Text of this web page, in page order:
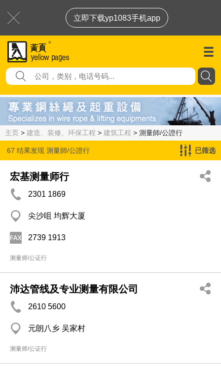
立即下载yp1083手机app
主页 > 建造、装修、环保工程 > 建筑工程 > 測量師/公證行
67 结果发现 測量師/公證行 已筛选
宏基测量师行
2301 1869
尖沙咀 均辉大厦
2739 1913
测量师/公证行
沛达管线及专业测量有限公司
2610 5600
元朗八乡 吴家村
测量师/公证行